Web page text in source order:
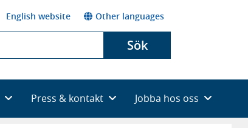
English website Other languages
Sök
Press & kontakt Jobba hos oss